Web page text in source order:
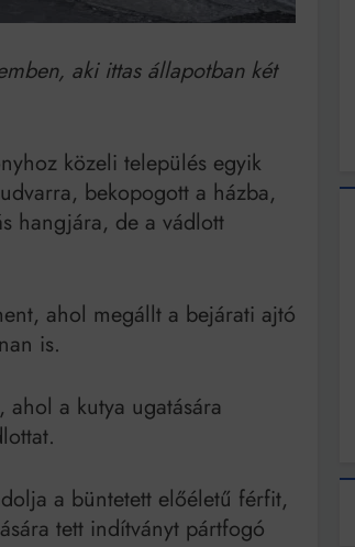
aki ittas állapotban két
közeli település egyik
bekopogott a házba,
hangjára, de a vádlott
ahol megállt a bejárati ajtó
is.
a kutya ugatására
a büntetett előéletű férfit,
tett indítványt pártfogó